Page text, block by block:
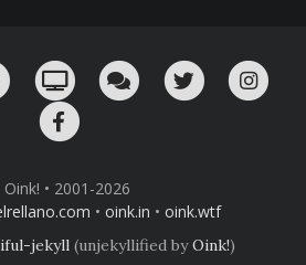
un email!
¡Nuestro canal en Telegram!
Oink! TV Charla con nosotros
Twitter
• 2001-2026
• oink.in • oink.wtf
jekyll (unjekyllified byOink!)